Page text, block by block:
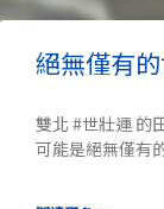
絕無僅有
雙北 #世壯運 的
可能是絕無僅有